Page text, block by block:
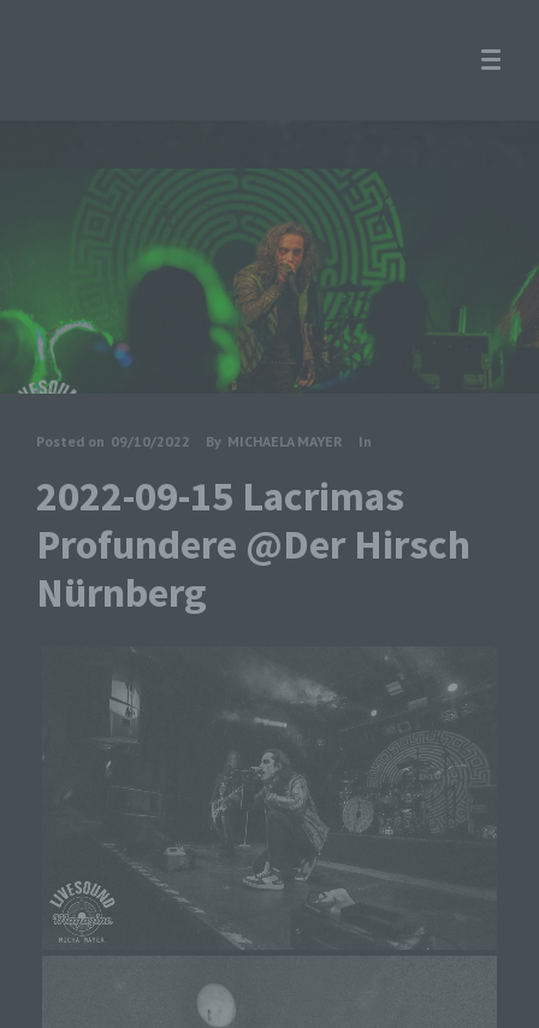
Posted on 09/10/2022 By MICHAELA MAYER In
2022-09-15 Lacrimas
Profundere @Der Hirsch
Nürnberg